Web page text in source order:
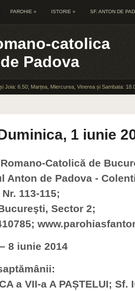
PAROHIE » ISTORIE » SF. ANTON DE
catolica
Padova
Joia: 6.50; Marțea, Miercurea, Vinerea și Sambata:
1 iunie
Catolică de
Anton de Padova -
113-115;
Sector 2;
8 iunie 2014
a VII-a A PAȘTELUI;